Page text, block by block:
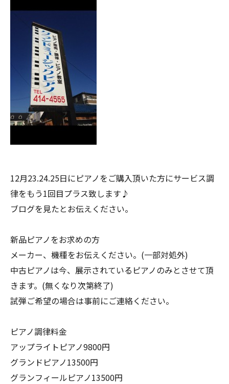
12月23.24.25日にピアノをご購入頂いた方にサービス調
律をもう1回目プラス致します♪
ブログを見たとお伝えください。
新品ピアノをお求めの方
メーカー、機種をお伝えください。(一部対処外)
中古ピアノは今、展示されているピアノのみとさせて頂
きます。(無くなり次第終了)
試弾ご希望の場合は事前にご連絡ください。
ピアノ調律料金
アップライトピアノ9800円
グランドピアノ13500円
グランフィールピアノ13500円